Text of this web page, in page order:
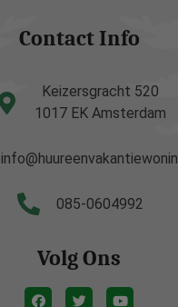
Contact Info
Keizersgracht 520
1017 EK Amsterdam
085-0604992
Volg Ons